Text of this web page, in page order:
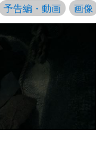
予告編・動画 画像